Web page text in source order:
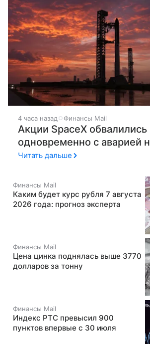
4 часа назад Финансы Mail
Акции SpaceX обвалились
одновременно с аварией
Читать дальше
Финансы Mail
Каким будет курс рубля 7 августа
2026 года: прогноз эксперта
Финансы Mail
Цена цинка поднялась выше 3770
долларов за тонну
Финансы Mail
Индекс РТС превысил 900
пунктов впервые с 30 июля